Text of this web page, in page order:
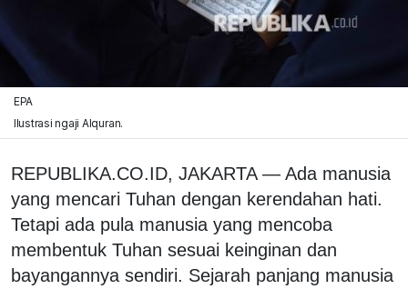
EPA
Ilustrasi ngaji Alquran.
REPUBLIKA.CO.ID, JAKARTA — Ada manusia
yang mencari Tuhan dengan kerendahan hati.
Tetapi ada pula manusia yang mencoba
membentuk Tuhan sesuai keinginan dan
bayangannya sendiri. Sejarah panjang manusia